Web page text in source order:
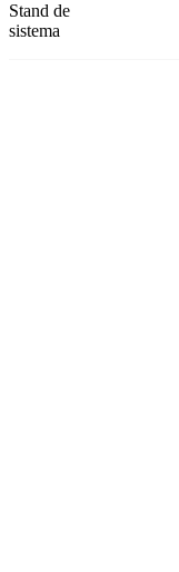
Stand de
sistema